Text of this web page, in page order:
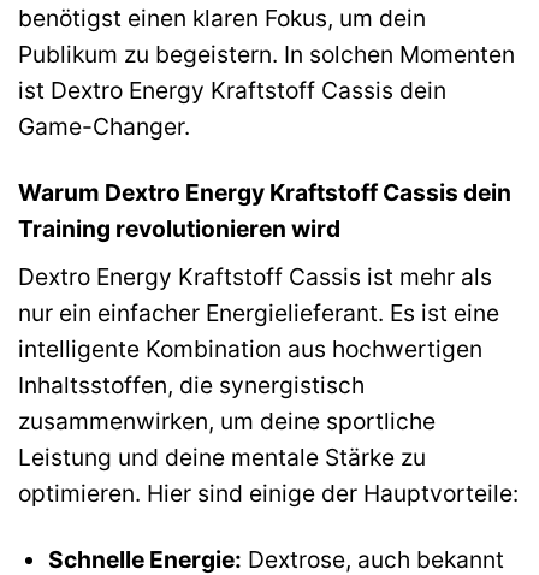
benötigst einen klaren Fokus, um dein
Publikum zu begeistern. In solchen Momenten
ist Dextro Energy Kraftstoff Cassis dein
Game-Changer.
Warum Dextro Energy Kraftstoff Cassis dein
Training revolutionieren wird
Dextro Energy Kraftstoff Cassis ist mehr als
nur ein einfacher Energielieferant. Es ist eine
intelligente Kombination aus hochwertigen
Inhaltsstoffen, die synergistisch
zusammenwirken, um deine sportliche
Leistung und deine mentale Stärke zu
optimieren. Hier sind einige der Hauptvorteile:
Schnelle Energie: Dextrose, auch bekannt